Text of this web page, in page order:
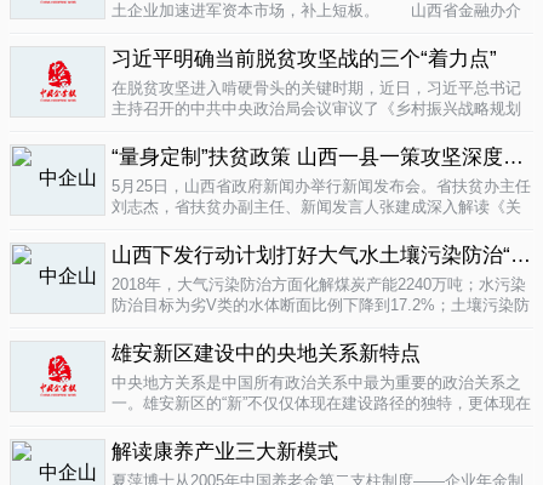
土企业加速进军资本市场，补上短板。 山西省金融办介
习近平明确当前脱贫攻坚战的三个“着力点”
在脱贫攻坚进入啃硬骨头的关键时期，近日，习近平总书记
主持召开的中共中央政治局会议审议了《乡村振兴战略规划
见》。...
“量身定制”扶贫政策 山西一县一策攻坚深度贫困
5月25日，山西省政府新闻办举行新闻发布会。省扶贫办主任
刘志杰，省扶贫办副主任、新闻发言人张建成深入解读《关
问。据了解...
04-12
山西下发行动计划打好大气水土壤污染防治“三战役”
2018年，大气污染防治方面化解煤炭产能2240万吨；水污染
防治目标为劣V类的水体断面比例下降到17.2%；土壤污染防
记者从山...
雄安新区建设中的央地关系新特点
中央地方关系是中国所有政治关系中最为重要的政治关系之
一。雄安新区的“新”不仅仅体现在建设路径的独特，更体现在
解读康养产业三大新模式
夏萍博士从2005年中国养老金第二支柱制度——企业年金制